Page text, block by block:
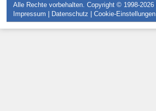
Alle Rechte vorbehalten. Copyright © 1998-2026
Impressum | Datenschutz | Cookie-Einstellungen